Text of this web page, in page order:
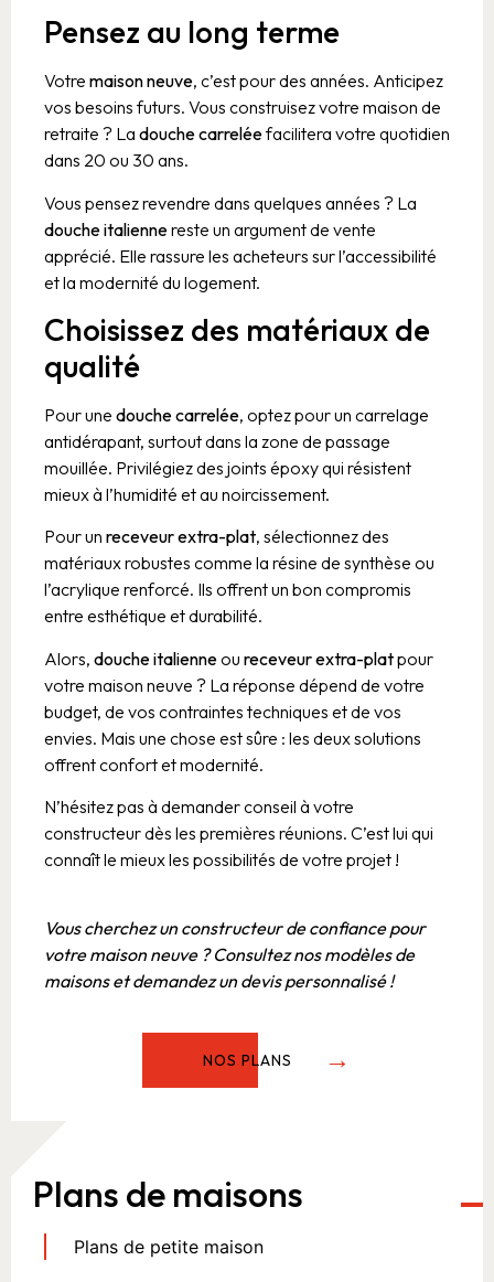
Pensez au long terme
Votre maison neuve, c’est pour des années. Anticipez
vos besoins futurs. Vous construisez votre maison de
retraite ? La douche carreléefacilitera votre quotidien
dans 20 ou 30 ans.
Vous pensez revendre dans quelques années ? La
douche italiennereste un argument de vente
apprécié. Elle rassure les acheteurs sur l’accessibilité
et la modernité du logement.
Choisissez des matériaux de
qualité
Pour une douche carrelée, optez pour un carrelage
antidérapant, surtout dans la zone de passage
mouillée. Privilégiez des joints époxy qui résistent
mieux à l’humidité et au noircissement.
Pour un receveur extra-plat, sélectionnez des
matériaux robustes comme la résine de synthèse ou
l’acrylique renforcé. Ils offrent un bon compromis
entre esthétique et durabilité.
Alors, douche italienneou receveur extra-platpour
votre maison neuve ? La réponse dépend de votre
budget, de vos contraintes techniques et de vos
envies. Mais une chose est sûre : les deux solutions
offrent confort et modernité.
N’hésitez pas à demander conseil à votre
constructeur dès les premières réunions. C’est lui qui
connaît le mieux les possibilités de votre projet !
Vous cherchez un constructeur de confiance pour
votre maison neuve ? Consultez nos modèles de
maisons et demandez un devis personnalisé !
NOS PLANS
Plans de maisons
Plans de petite maison